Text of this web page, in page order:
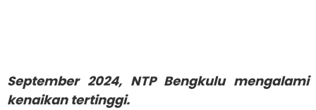
September 2024, NTP Bengkulu mengalami
kenaikan tertinggi.